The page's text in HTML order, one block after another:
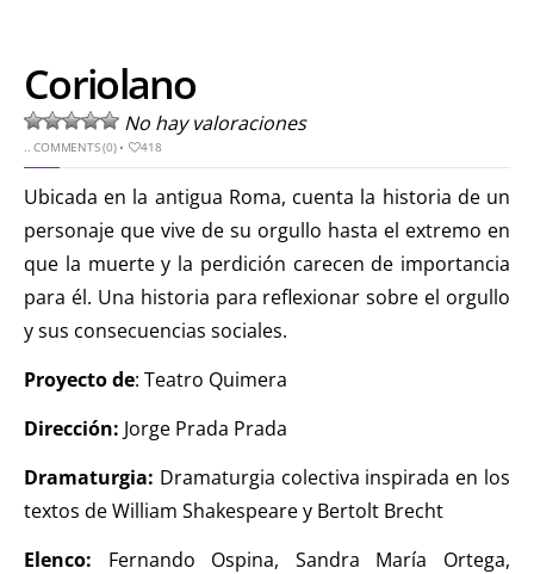
Coriolano
No hay valoraciones
..COMMENTS (0)• 418
Ubicada en la antigua Roma, cuenta la historia de un
personaje que vive de su orgullo hasta el extremo en
que la muerte y la perdición carecen de importancia
para él. Una historia para reflexionar sobre el orgullo
y sus consecuencias sociales.
Proyecto de: Teatro Quimera
Dirección: Jorge Prada Prada
Dramaturgia: Dramaturgia colectiva inspirada en los
textos de William Shakespeare y Bertolt Brecht
Elenco: Fernando Ospina, Sandra María Ortega,